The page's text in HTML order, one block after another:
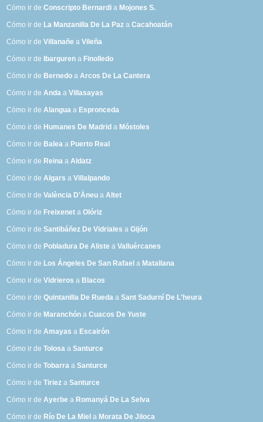
Cómo ir deConscripto Bernardi a Mojones S.
Cómo ir de La Manzanilla De La Paz aCacahoatán
Cómo ir deVillanañe aVileña
Cómo ir de Ibarguren a Finolledo
Cómo ir de Bernedo aArcos De La Cantera
Cómo ir deAnda aVillasayas
Cómo ir deAlangua a Espronceda
Cómo ir de Humanes De Madrid a Móstoles
Cómo ir de Balea a Puerto Real
Cómo ir de Reina aAldatz
Cómo ir deAlgars aVillalpando
Cómo ir deValència D'Àneu aAltet
Cómo ir de Freixenet aOlóriz
Cómo ir deSantibáñez De Vidriales aGijón
Cómo ir de Pobladura De Aliste aValluércanes
Cómo ir de Los Ángeles De San Rafael a Matallana
Cómo ir deVidrieros a Blacos
Cómo ir deQuintanilla De Rueda aSant Sadurní De L'heura
Cómo ir de Maranchón aCuacos De Yuste
Cómo ir deAmayas a Escairón
Cómo ir deTolosa aSanturce
Cómo ir deTobarra aSanturce
Cómo ir deTiriez aSanturce
Cómo ir deAyerbe a Romanyá De La Selva
Cómo ir de Río De La Miel a Morata De Jiloca